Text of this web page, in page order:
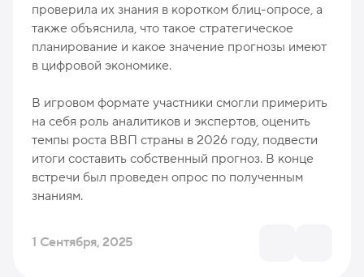
проверила их знания в коротком блиц-опросе, а
также объяснила, что такое стратегическое
планирование и какое значение прогнозы имеют
в цифровой экономике.
В игровом формате участники смогли примерить
на себя роль аналитиков и экспертов, оценить
темпы роста ВВП страны в 2026 году, подвести
итоги составить собственный прогноз. В конце
встречи был проведен опрос по полученным
знаниям.
1 Сентября, 2025